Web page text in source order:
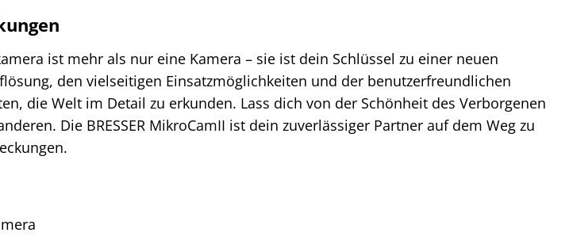
ist mehr als nur eine Kamera – sie ist dein Schlüssel zu einer neuen
den vielseitigen Einsatzmöglichkeiten und der benutzerfreundlichen
die Welt im Detail zu erkunden. Lass dich von der Schönheit des Verborgenen
Die BRESSER MikroCamII ist dein zuverlässiger Partner auf dem Weg zu